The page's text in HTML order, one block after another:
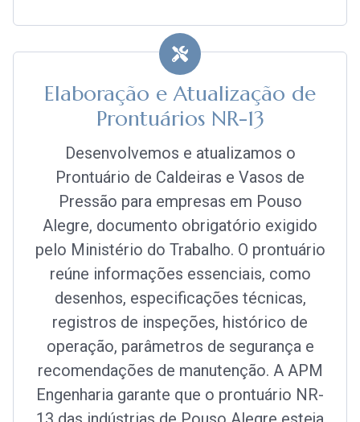
Elaboração e Atualização de
Prontuários NR-13
Desenvolvemos e atualizamos o
Prontuário de Caldeiras e Vasos de
Pressão para empresas em Pouso
Alegre, documento obrigatório exigido
pelo Ministério do Trabalho. O prontuário
reúne informações essenciais, como
desenhos, especificações técnicas,
registros de inspeções, histórico de
operação, parâmetros de segurança e
recomendações de manutenção. A APM
Engenharia garante que o prontuário NR-